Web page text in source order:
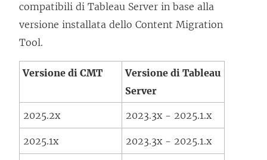
compatibili di Tableau Server in base alla
versione installata dello Content Migration
Tool.
Versione di CMT Versione di Tableau
Server
2025.2x 2023.3x - 2025.1.x
2025.1x 2023.3x - 2025.1.x